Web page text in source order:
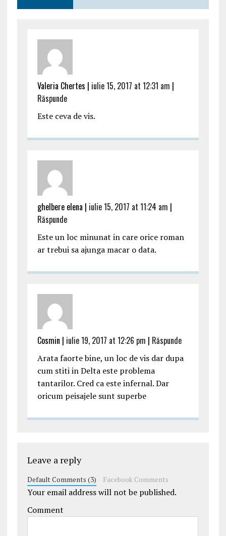
Valeria Chertes | iulie 15, 2017 at 12:31 am |
Răspunde
Este ceva de vis.
ghelbere elena | iulie 15, 2017 at 11:24 am |
Răspunde
Este un loc minunat in care orice roman
ar trebui sa ajunga macar o data.
Cosmin | iulie 19, 2017 at 12:26 pm | Răspunde
Arata faorte bine, un loc de vis dar dupa
cum stiti in Delta este problema
tantarilor. Cred ca este infernal. Dar
oricum peisajele sunt superbe
Leave a reply
Default Comments (3) Facebook Comments
Your email address will not be published.
Comment